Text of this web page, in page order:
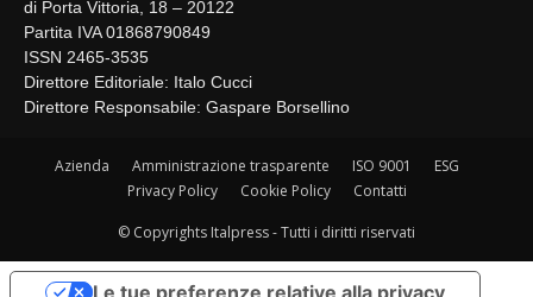
di Porta Vittoria, 18 – 20122
Partita IVA 01868790849
ISSN 2465-3535
Direttore Editoriale: Italo Cucci
Direttore Responsabile: Gaspare Borsellino
Azienda Amministrazione trasparente ISO 9001
ESG
Privacy Policy
Cookie Policy Contatti
© Copyrights Italpress - Tutti i diritti riservati